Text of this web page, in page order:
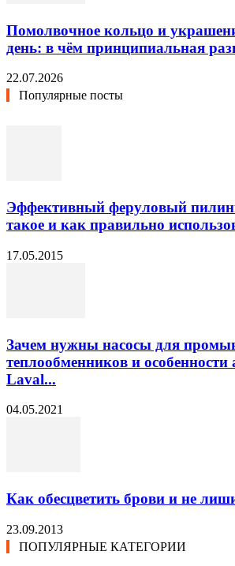
Помолвочное кольцо и
день: в чём принципиальная
22.07.2026
Популярные посты
Эффективный феруловый
такое и как правильно
17.05.2015
Зачем нужны насосы для
теплообменников и особенности
Laval...
04.05.2021
Как обесцветить брови и не
23.09.2013
ПОПУЛЯРНЫЕ КАТЕГОРИИ